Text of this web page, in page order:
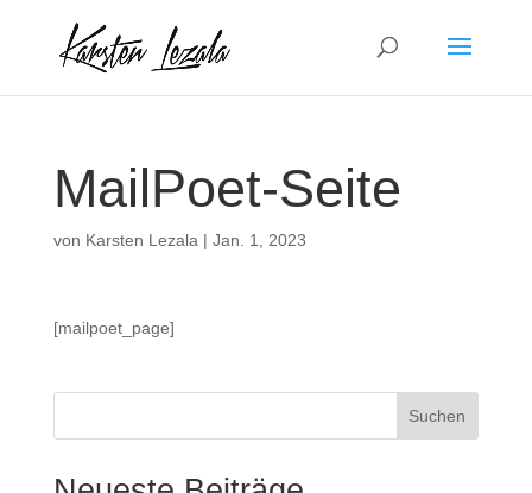
MailPoet-Seite
von Karsten Lezala | Jan. 1, 2023
[mailpoet_page]